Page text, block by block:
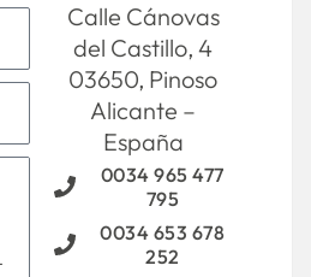
Calle Cánovas
del Castillo, 4
03650, Pinoso
Alicante –
España
0034 965 477
795
0034 653 678
252